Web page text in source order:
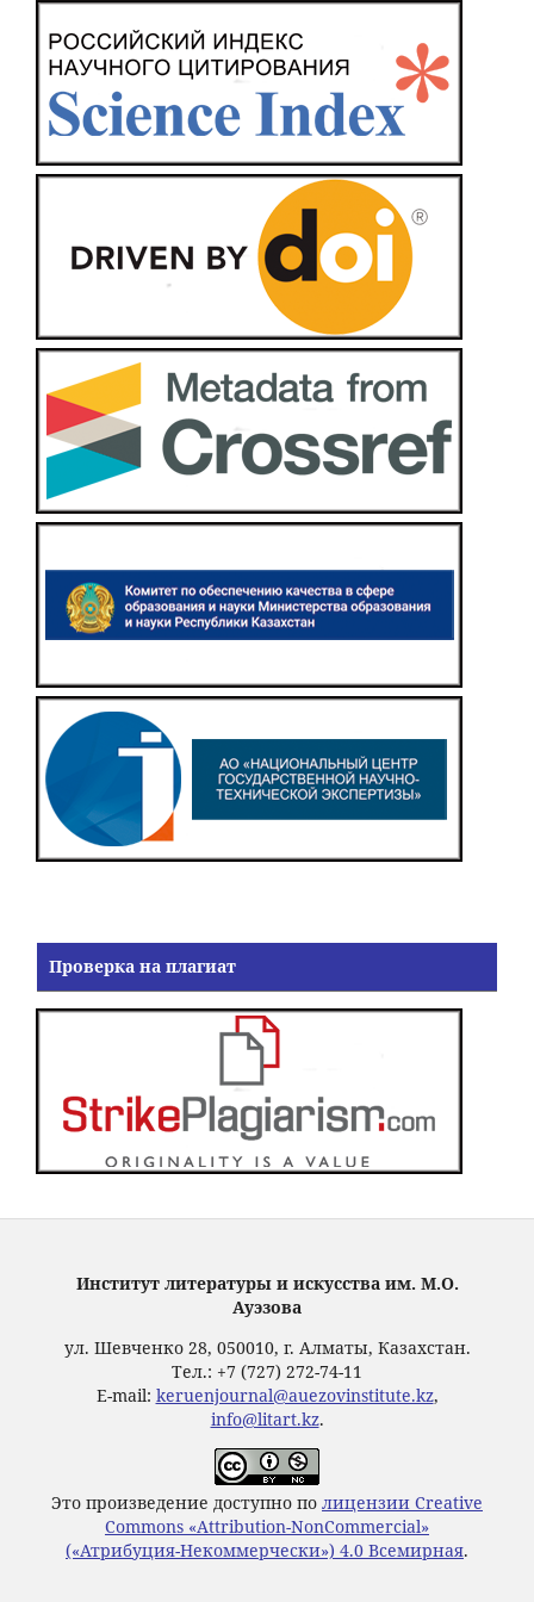
Проверка на плагиат
Институт литературы и искусства им. М.О.
Ауэзова
ул. Шевченко 28, 050010, г. Алматы, Казахстан.
Тел.: +7 (727) 272-74-11
E-mail: keruenjournal@auezovinstitute.kz,
info@litart.kz.
Это произведение доступно по лицензии Creative
Commons «Attribution-NonCommercial»
(«Атрибуция-Некоммерчески») 4.0 Всемирная.